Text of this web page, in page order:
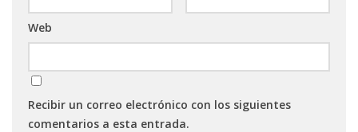
Web
Recibir un correo electrónico con los siguientes
comentarios a esta entrada.